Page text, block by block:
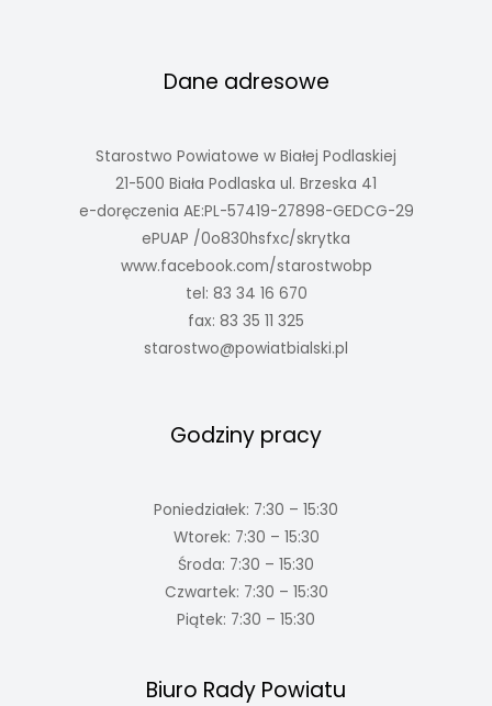
Dane adresowe
Starostwo Powiatowe w Białej Podlaskiej
21-500 Biała Podlaska ul. Brzeska 41
e-doręczenia AE:PL-57419-27898-GEDCG-29
ePUAP /0o830hsfxc/skrytka
www.facebook.com/starostwobp
tel: 83 34 16 670
fax: 83 35 11 325
starostwo@powiatbialski.pl
Godziny pracy
Poniedziałek: 7:30 – 15:30
Wtorek: 7:30 – 15:30
Środa: 7:30 – 15:30
Czwartek: 7:30 – 15:30
Piątek: 7:30 – 15:30
Biuro Rady Powiatu